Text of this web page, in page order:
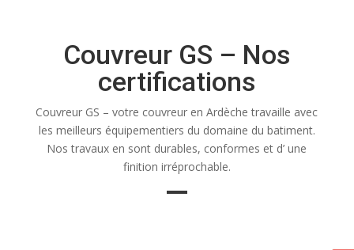
Couvreur GS – Nos
certifications
Couvreur GS – votre couvreur en Ardèche travaille avec
les meilleurs équipementiers du domaine du batiment.
Nos travaux en sont durables, conformes et d’ une
finition irréprochable.